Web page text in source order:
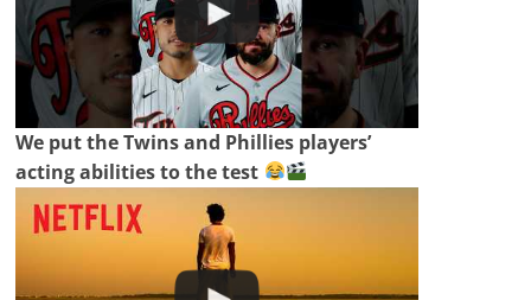
We put the Twins and Phillies players’
acting abilities to the test